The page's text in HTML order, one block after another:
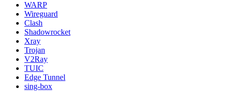
WARP
Wireguard
Clash
Shadowrocket
Xray
Trojan
V2Ray
TUIC
Edge Tunnel
sing-box